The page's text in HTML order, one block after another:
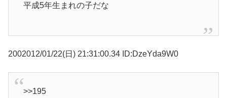
平成5年生まれの子だな
2002012/01/22(日) 21:31:00.34 ID:DzeYda9W0
>>195